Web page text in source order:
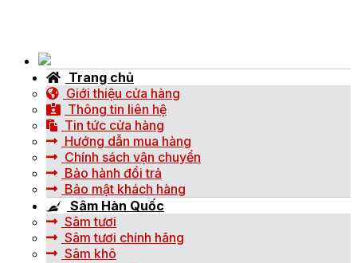
Trang chủ
Giới thiệu cửa hàng
Thông tin liên hệ
Tin tức cửa hàng
Hướng dẫn mua hàng
Chính sách vận chuyển
Bảo hành đổi trả
Bảo mật khách hàng
Sâm Hàn Quốc
Sâm tươi
Sâm tươi chính hãng
Sâm khô